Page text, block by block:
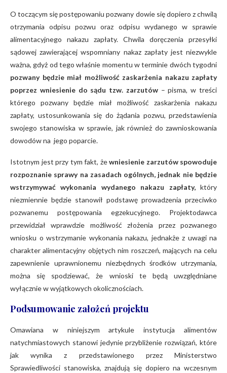
O toczącym się postępowaniu pozwany dowie się dopiero z chwilą
otrzymania odpisu pozwu oraz odpisu wydanego w sprawie
alimentacyjnego nakazu zapłaty. Chwila doręczenia przesyłki
sądowej zawierającej wspomniany nakaz zapłaty jest niezwykle
ważna, gdyż od tego właśnie momentu w terminie dwóch tygodni
pozwany będzie miał możliwość zaskarżenia nakazu zapłaty
poprzez wniesienie do sądu tzw. zarzutów– pisma, w treści
którego pozwany będzie miał możliwość zaskarżenia nakazu
zapłaty, ustosunkowania się do żądania pozwu, przedstawienia
swojego stanowiska w sprawie, jak również do zawnioskowania
dowodów na jego poparcie.
Istotnym jest przy tym fakt, żewniesienie zarzutów spowoduje
rozpoznanie sprawy na zasadach ogólnych, jednak nie będzie
wstrzymywać wykonania wydanego nakazu zapłaty,który
niezmiennie będzie stanowił podstawę prowadzenia przeciwko
pozwanemu postępowania egzekucyjnego. Projektodawca
przewidział wprawdzie możliwość złożenia przez pozwanego
wniosku o wstrzymanie wykonania nakazu, jednakże z uwagi na
charakter alimentacyjny objętych nim roszczeń, mających na celu
zapewnienie uprawnionemu niezbędnych środków utrzymania,
można się spodziewać, że wnioski te będą uwzględniane
wyłącznie w wyjątkowych okolicznościach.
Podsumowanie założeń projektu
Omawiana w niniejszym artykule instytucja alimentów
natychmiastowych stanowi jedynie przybliżenie rozwiązań, które
jak wynika z przedstawionego przez Ministerstwo
Sprawiedliwości stanowiska, znajdują się dopiero na wczesnym